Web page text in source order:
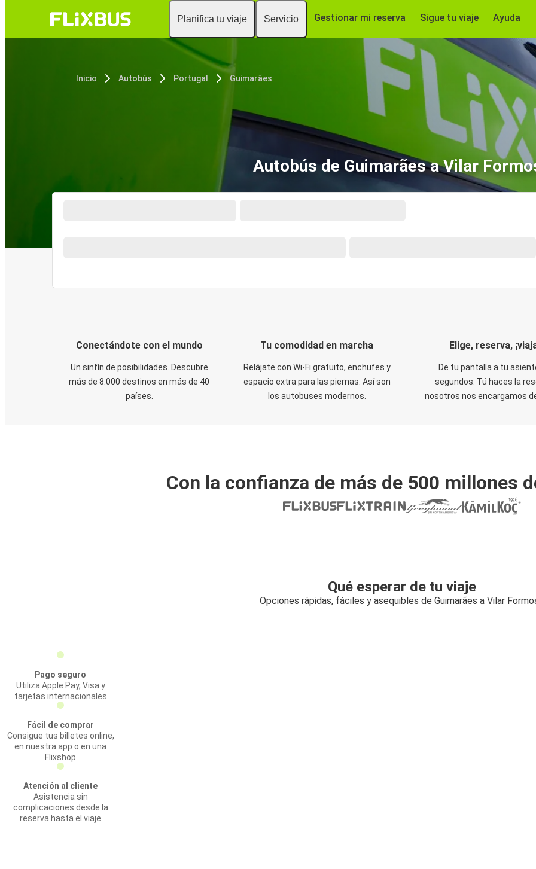
Planifica tu viaje Servicio Gestionar mi reserva Sigue tu viaje Ayuda
Inicio Autobús Portugal Guimarães
Autobús de Guimarães a Vilar
Conectándote con el mundo
Un sinfín de posibilidades. Descubre
más de 8.000 destinos en más de 40
países.
Tu comodidad en marcha
Relájate con Wi-Fi gratuito, enchufes y
espacio extra para las piernas. Así son
los autobuses modernos.
Elige, reserva,
De tu pantalla a tu
segundos. Tú haces la
nosotros nos encargamos
Con la confianza de más de 500 millones
Qué esperar de tu viaje
Opciones rápidas, fáciles y asequibles de Guimarães a Vilar
Pago seguro
Utiliza Apple Pay, Visa y
tarjetas internacionales
Fácil de comprar
Consigue tus billetes online,
en nuestra app o en una
Flixshop
Atención al cliente
Asistencia sin
complicaciones desde la
reserva hasta el viaje